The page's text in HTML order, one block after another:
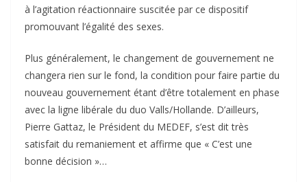
à l’agitation réactionnaire suscitée par ce dispositif
promouvant l’égalité des sexes.
Plus généralement, le changement de gouvernement ne
changera rien sur le fond, la condition pour faire partie du
nouveau gouvernement étant d’être totalement en phase
avec la ligne libérale du duo Valls/Hollande. D’ailleurs,
Pierre Gattaz, le Président du MEDEF, s’est dit très
satisfait du remaniement et affirme que « C’est une
bonne décision »…